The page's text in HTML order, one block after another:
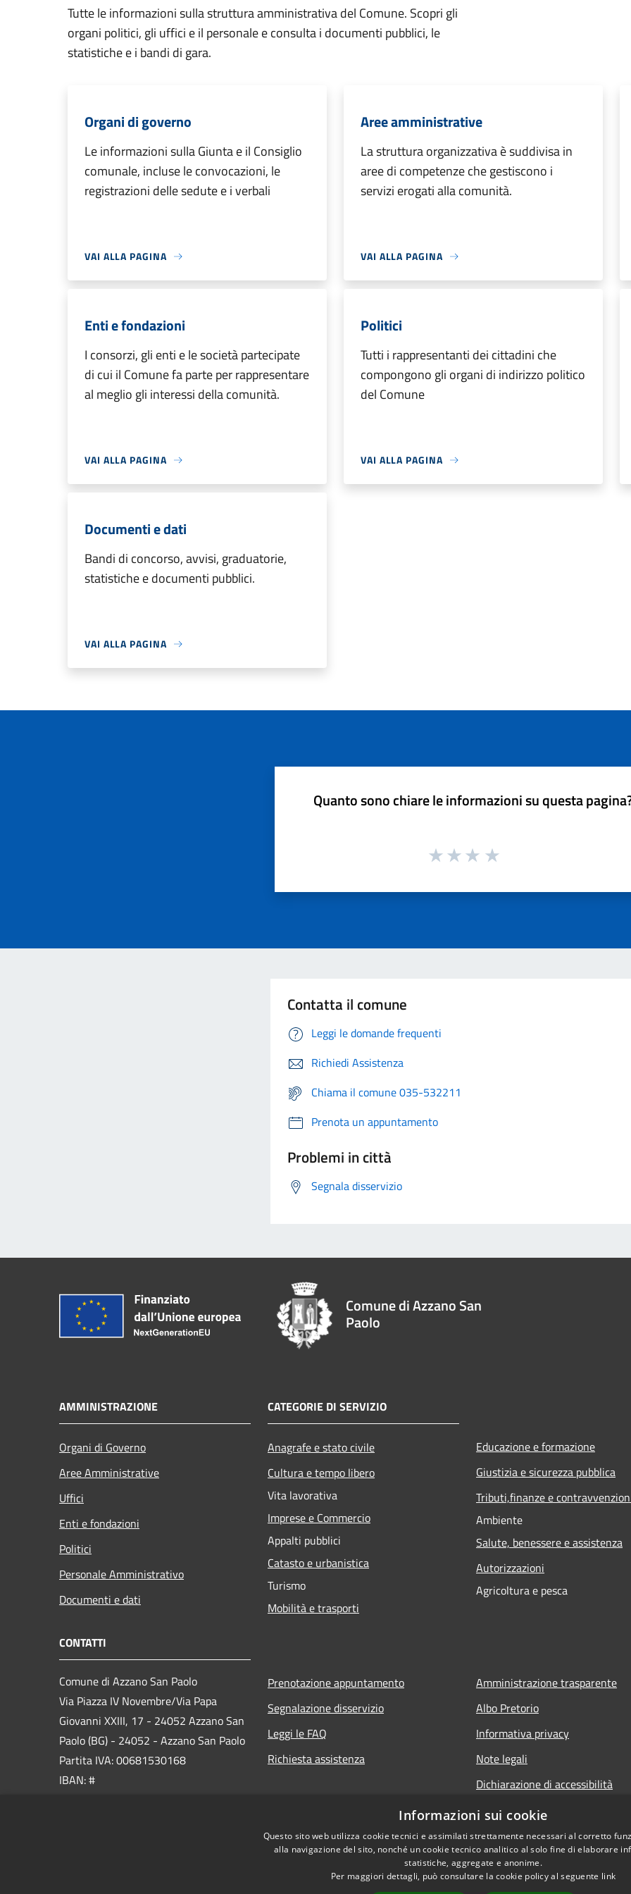
Tutte le informazioni sulla struttura amministrativa del Comune. Scopri gli
organi politici, gli uffici e il personale e consulta i documenti pubblici, le
statistiche e i bandi di gara.
Organi di governo
Le informazioni sulla Giunta e il Consiglio
comunale, incluse le convocazioni, le
registrazioni delle sedute e i verbali
VAI ALLA PAGINA
Aree amministrative
La struttura organizzativa è suddivisa in
aree di competenze che gestiscono i
servizi erogati alla comunità.
VAI ALLA PAGINA
Enti e fondazioni
I consorzi, gli enti e le società partecipate
di cui il Comune fa parte per rappresentare
al meglio gli interessi della comunità.
VAI ALLA PAGINA
Politici
Tutti i rappresentanti dei cittadini che
compongono gli organi di indirizzo politico
del Comune
VAI ALLA PAGINA
Documenti e dati
Bandi di concorso, avvisi, graduatorie,
statistiche e documenti pubblici.
VAI ALLA PAGINA
Quanto sono chiare le informazioni su questa
Contatta il comune
Leggi le domande frequenti
Richiedi Assistenza
Chiama il comune 035-532211
Prenota un appuntamento
Problemi in città
Segnala disservizio
Comune di Azzano San
Paolo
AMMINISTRAZIONE
Organi di Governo
Aree Amministrative
Uffici
Enti e fondazioni
Politici
Personale Amministrativo
Documenti e dati
CATEGORIE DI SERVIZIO
Anagrafe e stato civile
Cultura e tempo libero
Vita lavorativa
Imprese e Commercio
Appalti pubblici
Catasto e urbanistica
Turismo
Mobilità e trasporti
Educazione e formazione
Giustizia e sicurezza pubblica
Tributi,finanze e
Ambiente
Salute, benessere e assistenza
Autorizzazioni
Agricoltura e pesca
CONTATTI
Comune di Azzano San Paolo
Via Piazza IV Novembre/Via Papa
Giovanni XXIII, 17 - 24052 Azzano San
Paolo (BG) - 24052 - Azzano San Paolo
Partita IVA: 00681530168
IBAN: #
Prenotazione appuntamento
Segnalazione disservizio
Leggi le FAQ
Richiesta assistenza
Amministrazione trasparente
Albo Pretorio
Informativa privacy
Note legali
Dichiarazione di accessibilità
Informazioni sui cookie
Questo sito web utilizza cookie tecnici e assimilati strettamente necessari al corretto
alla navigazione del sito, nonché un cookie tecnico analitico al solo fine di elaborare
statistiche, aggregate e anonime.
Per maggiori dettagli, può consultare la cookie policy al seguente link